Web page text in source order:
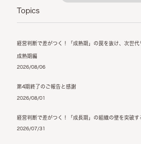
Topics
経営判断で差がつく！「成熟期」の罠を抜け、次世
成熟期編
2026/08/06
第4期終了のご報告と感謝
2026/08/01
経営判断で差がつく！「成長期」の組織の壁を突破
2026/07/31